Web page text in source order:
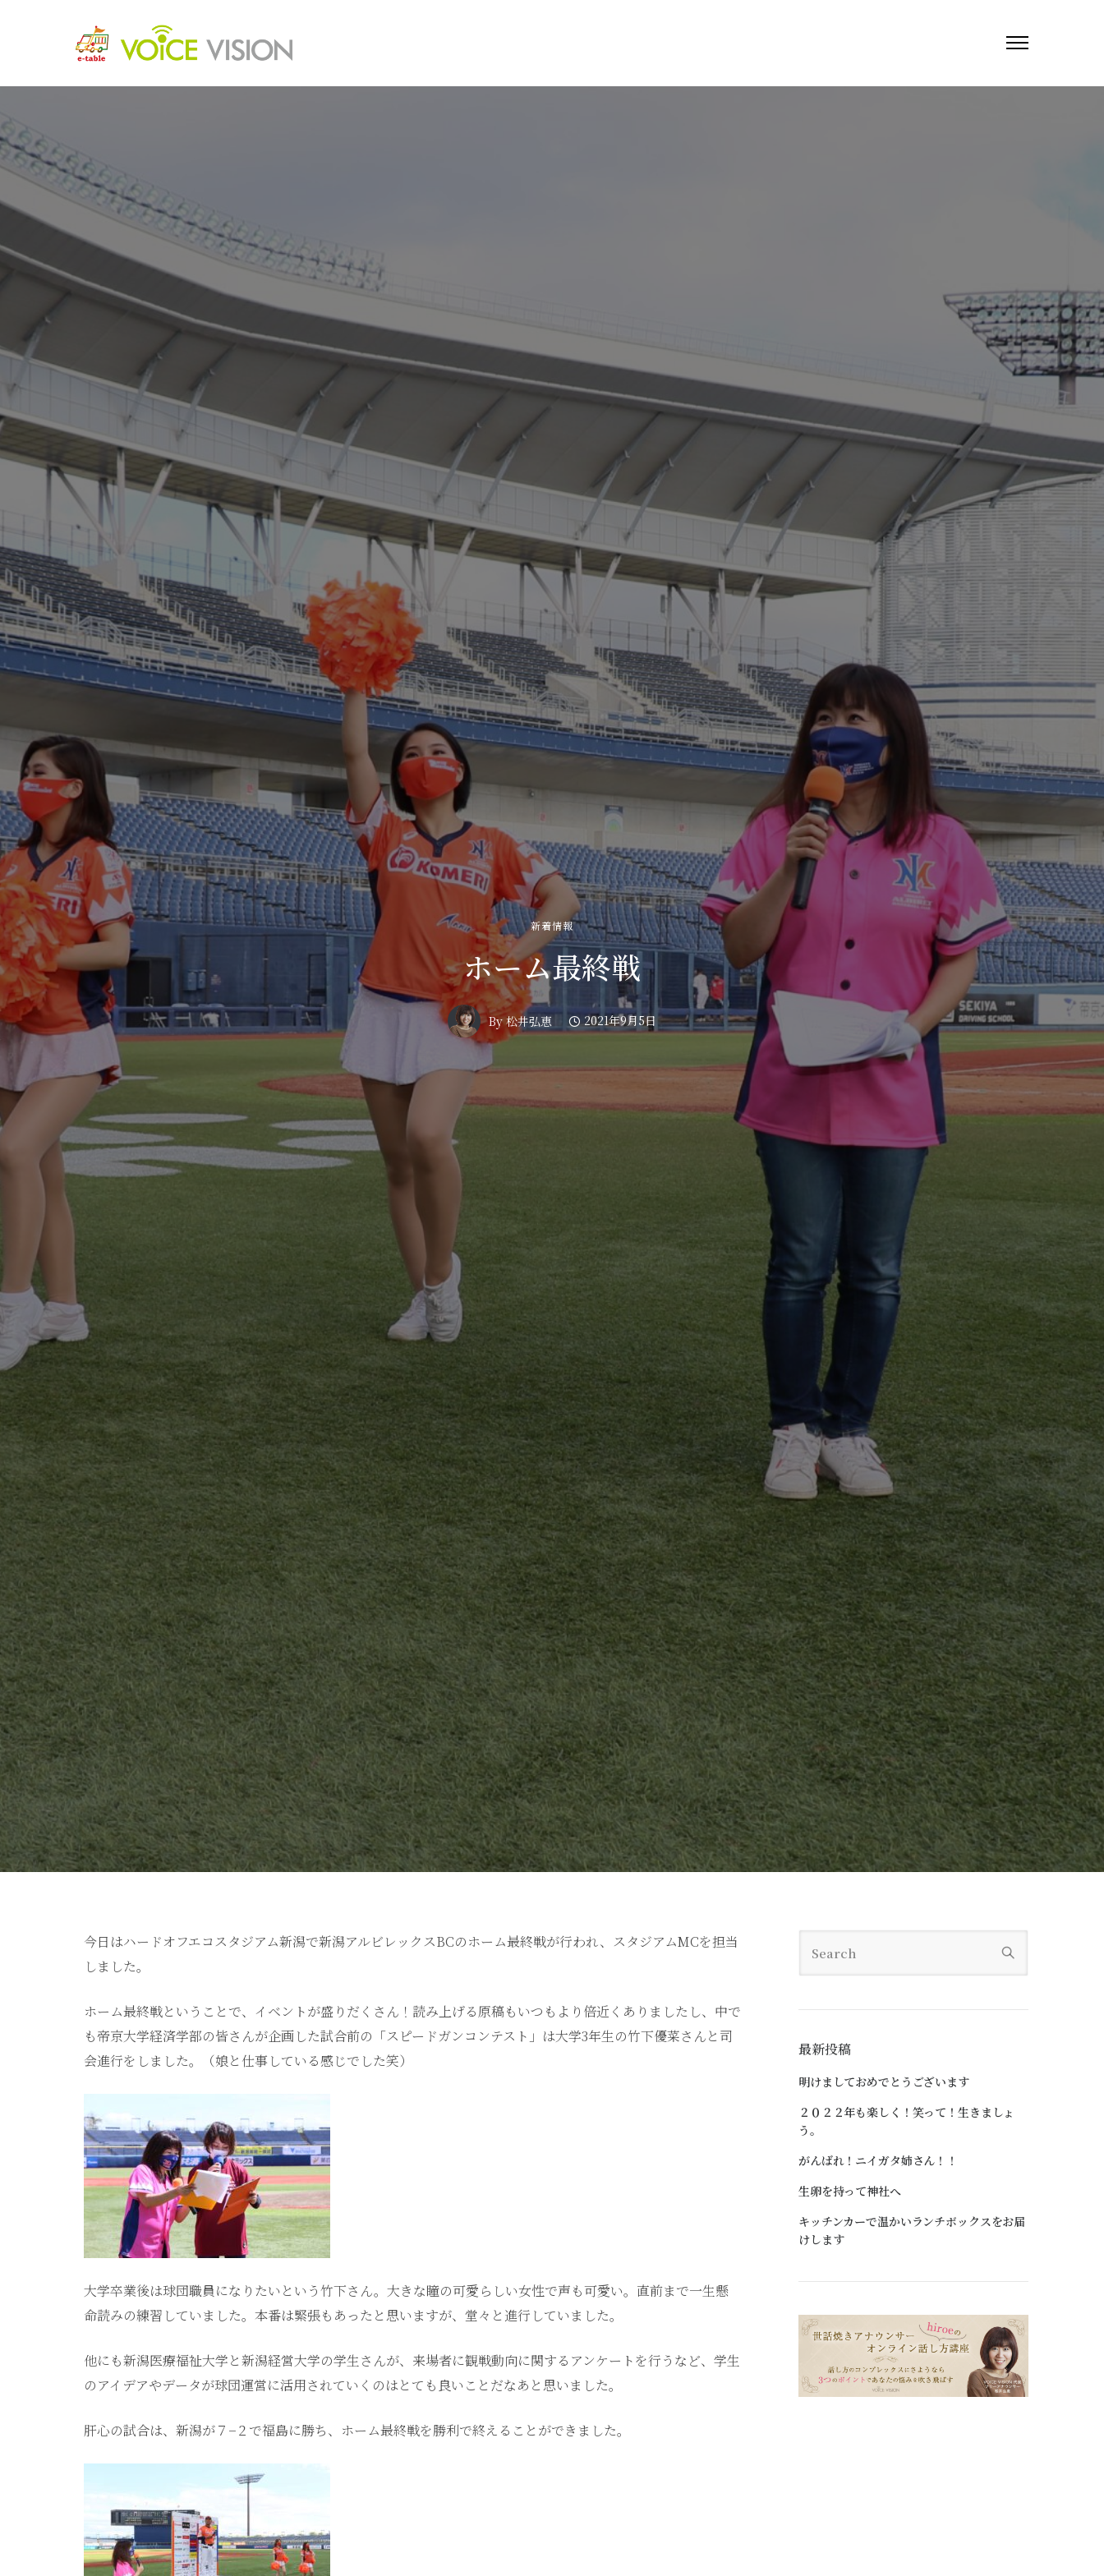
新着情報
ホーム最終戦
By松井弘恵 2021年9月5日
今日はハードオフエコスタジアム新潟で新潟アルビレックスBCのホーム最終戦が行われ、スタジアムMCを担当
しました。
ホーム最終戦ということで、イベントが盛りだくさん！読み上げる原稿もいつもより倍近くありましたし、中で
も帝京大学経済学部の皆さんが企画した試合前の「スピードガンコンテスト」は大学3年生の竹下優菜さんと司
会進行をしました。（娘と仕事している感じでした笑）
大学卒業後は球団職員になりたいという竹下さん。大きな瞳の可愛らしい女性で声も可愛い。直前まで一生懸
命読みの練習していました。本番は緊張もあったと思いますが、堂々と進行していました。
他にも新潟医療福祉大学と新潟経営大学の学生さんが、来場者に観戦動向に関するアンケートを行うなど、学生
のアイデアやデータが球団運営に活用されていくのはとても良いことだなあと思いました。
肝心の試合は、新潟が７−２で福島に勝ち、ホーム最終戦を勝利で終えることができました。
最新投稿
明けましておめでとうございます
２０２２年も楽しく！笑って！生きましょ
う。
がんばれ！ニイガタ姉さん！！
生卵を持って神社へ
キッチンカーで温かいランチボックスをお届
けします